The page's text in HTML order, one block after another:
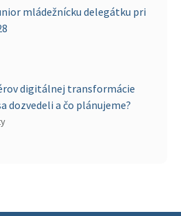
mládežnícku delegátku pri
digitálnej transformácie
dozvedeli a čo plánujeme?